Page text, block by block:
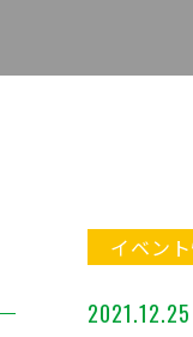
イベン
2021.12.25